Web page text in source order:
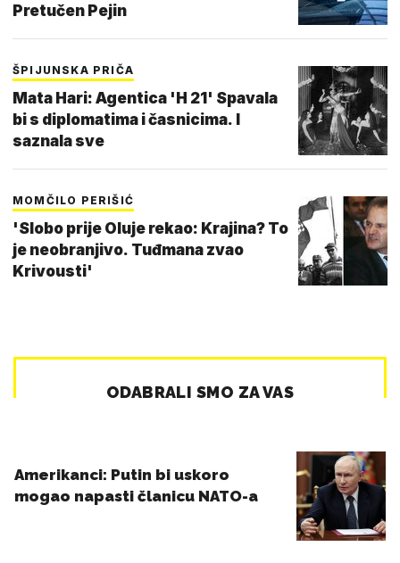
Pretučen Pejin
ŠPIJUNSKA PRIČA
Mata Hari: Agentica 'H 21' Spavala
bi s diplomatima i časnicima. I
saznala sve
MOMČILO PERIŠIĆ
'Slobo prije Oluje rekao: Krajina? To
je neobranjivo. Tuđmana zvao
Krivousti'